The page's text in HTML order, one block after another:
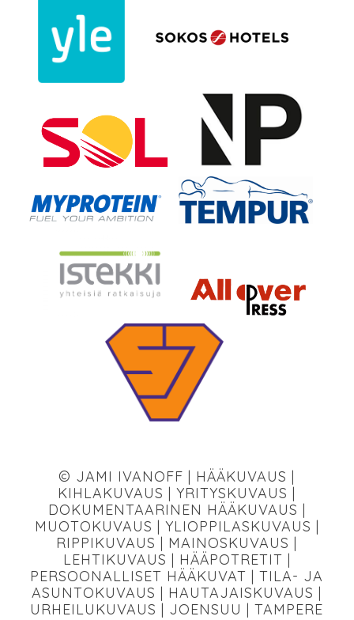
© JAMI IVANOFF | HÄÄKUVAUS |
KIHLAKUVAUS | YRITYSKUVAUS |
DOKUMENTAARINEN HÄÄKUVAUS |
MUOTOKUVAUS | YLIOPPILASKUVAUS |
RIPPIKUVAUS | MAINOSKUVAUS |
LEHTIKUVAUS | HÄÄPOTRETIT |
PERSOONALLISET HÄÄKUVAT | TILA- JA
ASUNTOKUVAUS | HAUTAJAISKUVAUS |
URHEILUKUVAUS | JOENSUU | TAMPERE